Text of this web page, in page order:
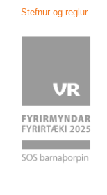
Stefn­ur og regl­ur